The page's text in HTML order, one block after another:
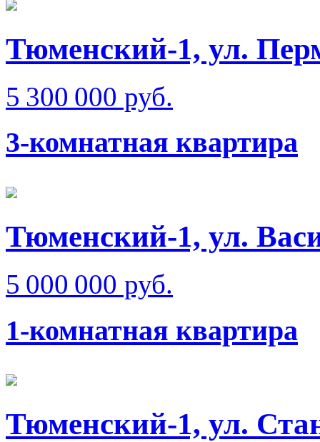
Тюменский-1, ул.
5 300 000 руб.
3-комнатная квартира
Тюменский-1, ул.
5 000 000 руб.
1-комнатная квартира
Тюменский-1, ул.